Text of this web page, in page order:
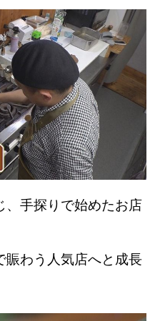
、手探りで始めたお店
賑わう人気店へと成長